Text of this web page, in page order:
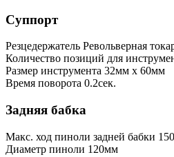
Суппорт
Резцедержатель Револьверная
Количество позиций для
Размер инструмента 32мм х 60мм
Время поворота 0.2сек.
Задняя бабка
Макс. ход пиноли задней бабки
Диаметр пиноли 120мм